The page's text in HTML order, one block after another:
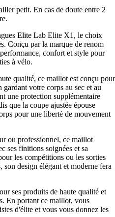
petit. En cas de doute entre 2
Elite Lab Elite X1, le choix
Conçu par la marque de renom
confort et style pour
à vélo.
qualité, ce maillot est conçu pour
votre corps au sec et au
une protection supplémentaire
que la coupe ajustée épouse
pour une liberté de mouvement
ou professionnel, ce maillot
ses finitions soignées et sa
les compétitions ou les sorties
design élégant et moderne fera
ses produits de haute qualité et
En portant ce maillot, vous
d'élite et vous vous donnez les